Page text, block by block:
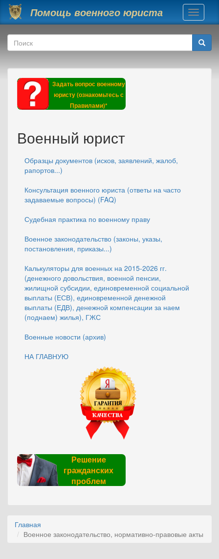
Перейти к основному содержанию
Помощь военного юриста
Toggle
Форма поиска
Поиск
Задать вопрос военному
юристу (ознакомьтесь с
Правилами)*
Военный юрист
Образцы документов (исков, заявлений, жалоб,
рапортов...)
Консультация военного юриста (ответы на часто
задаваемые вопросы) (FAQ)
Судебная практика по военному праву
Военное законодательство (законы, указы,
постановления, приказы...)
Калькуляторы для военных на 2015-2026 гг.
(денежного довольствия, военной пенсии,
жилищной субсидии, единовременной социальной
выплаты (ЕСВ), единовременной денежной
выплаты (ЕДВ), денежной компенсации за наем
(поднаем) жилья), ГЖС
Военные новости (архив)
НА ГЛАВНУЮ
Решение
гражданских
проблем
Главная
Военное законодательство, нормативно-правовые акты